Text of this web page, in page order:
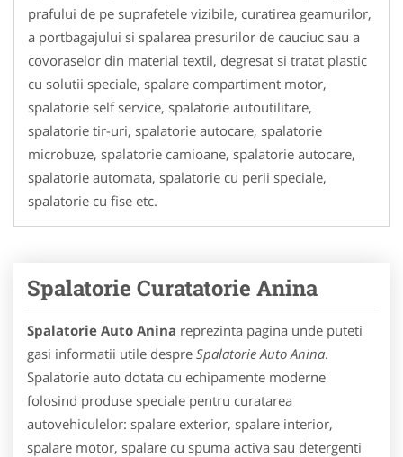
prafului de pe suprafetele vizibile, curatirea geamurilor,
a portbagajului si spalarea presurilor de cauciuc sau a
covoraselor din material textil, degresat si tratat plastic
cu solutii speciale, spalare compartiment motor,
spalatorie self service, spalatorie autoutilitare,
spalatorie tir-uri, spalatorie autocare, spalatorie
microbuze, spalatorie camioane, spalatorie autocare,
spalatorie automata, spalatorie cu perii speciale,
spalatorie cu fise etc.
Spalatorie Curatatorie Anina
Spalatorie Auto Anina reprezinta pagina unde puteti
gasi informatii utile despre Spalatorie Auto Anina.
Spalatorie auto dotata cu echipamente moderne
folosind produse speciale pentru curatarea
autovehiculelor: spalare exterior, spalare interior,
spalare motor, spalare cu spuma activa sau detergenti